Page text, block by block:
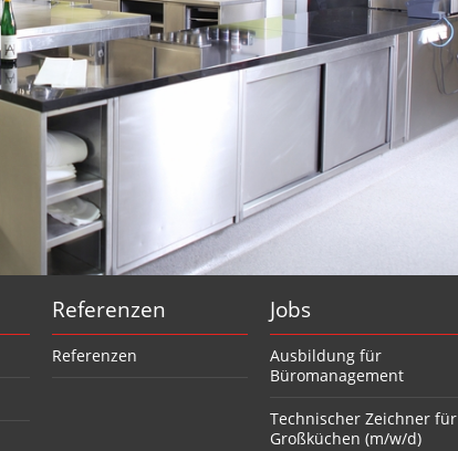
Referenzen
Referenzen
Jobs
Ausbildung für
Büromanagement
Technischer Zeichner für
Großküchen (m/w/d)